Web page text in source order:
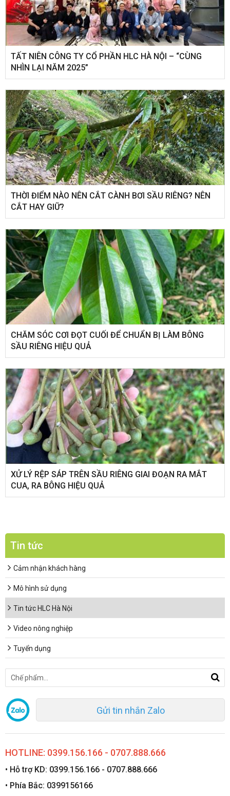
​TẤT NIÊN CÔNG TY CỔ PHẦN HLC HÀ NỘI – “CÙNG
NHÌN LẠI NĂM 2025”
THỜI ĐIỂM NÀO NÊN CẮT CÀNH BƠI SẦU RIÊNG? NÊN
CẮT HAY GIỮ?
CHĂM SÓC CƠI ĐỌT CUỐI ĐỂ CHUẨN BỊ LÀM BÔNG
SẦU RIÊNG HIỆU QUẢ
XỬ LÝ RỆP SÁP TRÊN SẦU RIÊNG GIAI ĐOẠN RA MẮT
CUA, RA BÔNG HIỆU QUẢ
Tin tức
Cảm nhận khách hàng
Mô hình sử dụng
Tin tức HLC Hà Nội
Video nông nghiệp
Tuyển dụng
Gửi tin nhắn Zalo
HOTLINE: 0399.156.166 - 0707.888.666
• Hỗ trợ KD: 0399.156.166 - 0707.888.666
• Phía Bắc: 0399156166